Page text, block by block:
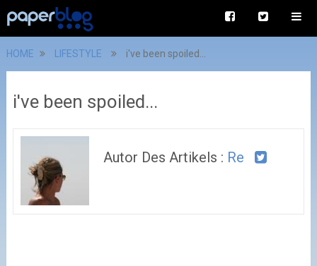
HOME LIFESTYLE i've been spoiled...
i've been spoiled...
Autor Des Artikels : Re